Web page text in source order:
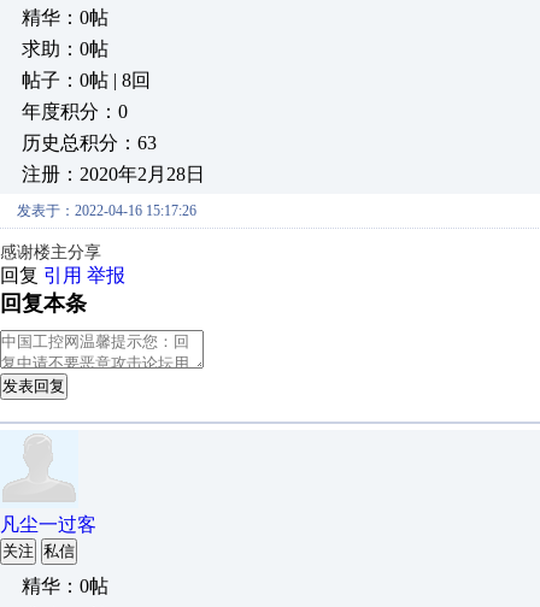
精华：0帖
求助：0帖
帖子：0帖 | 8回
年度积分：0
历史总积分：63
注册：2020年2月28日
发表于：2022-04-16 15:17:26
感谢楼主分享
回复 引用 举报
回复本条
发表回复
凡尘一过客
关注 私信
精华：0帖